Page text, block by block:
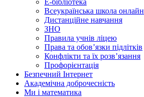
E-бібліотека
Всеукраїнська школа онлайн
Дистанційне навчання
ЗНО
Правила учнів ліцею
Права та обов’язки підлітків
Конфлікти та їх розв’язання
Профорієнтація
Безпечний Інтернет
Академічна доброчесність
Ми і математика